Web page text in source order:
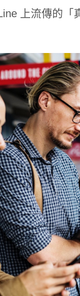
上流傳的「